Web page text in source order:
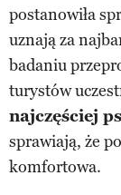
postanowiła
uznają za
badaniu
turystów
najczęściej
sprawiają, że
komfortowa.